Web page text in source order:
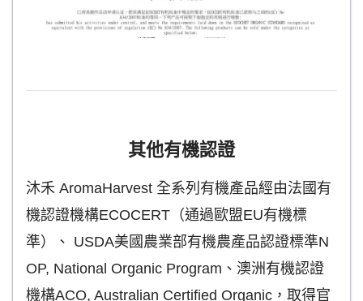
其他有機認證
沐禾 AromaHarvest 全系列有機產品經由法國有
機認證機構ECOCERT（通過歐盟EU有機標
準）、 USDA美國農業部有機農產品認證標準N
OP, National Organic Program、澳洲有機認證
機構ACO, Australian Certified Organic，取得官